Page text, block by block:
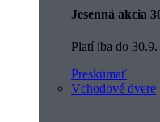
Jesenná akcia
Platí iba do 30.9.
Preskúmať
Vchodové dvere